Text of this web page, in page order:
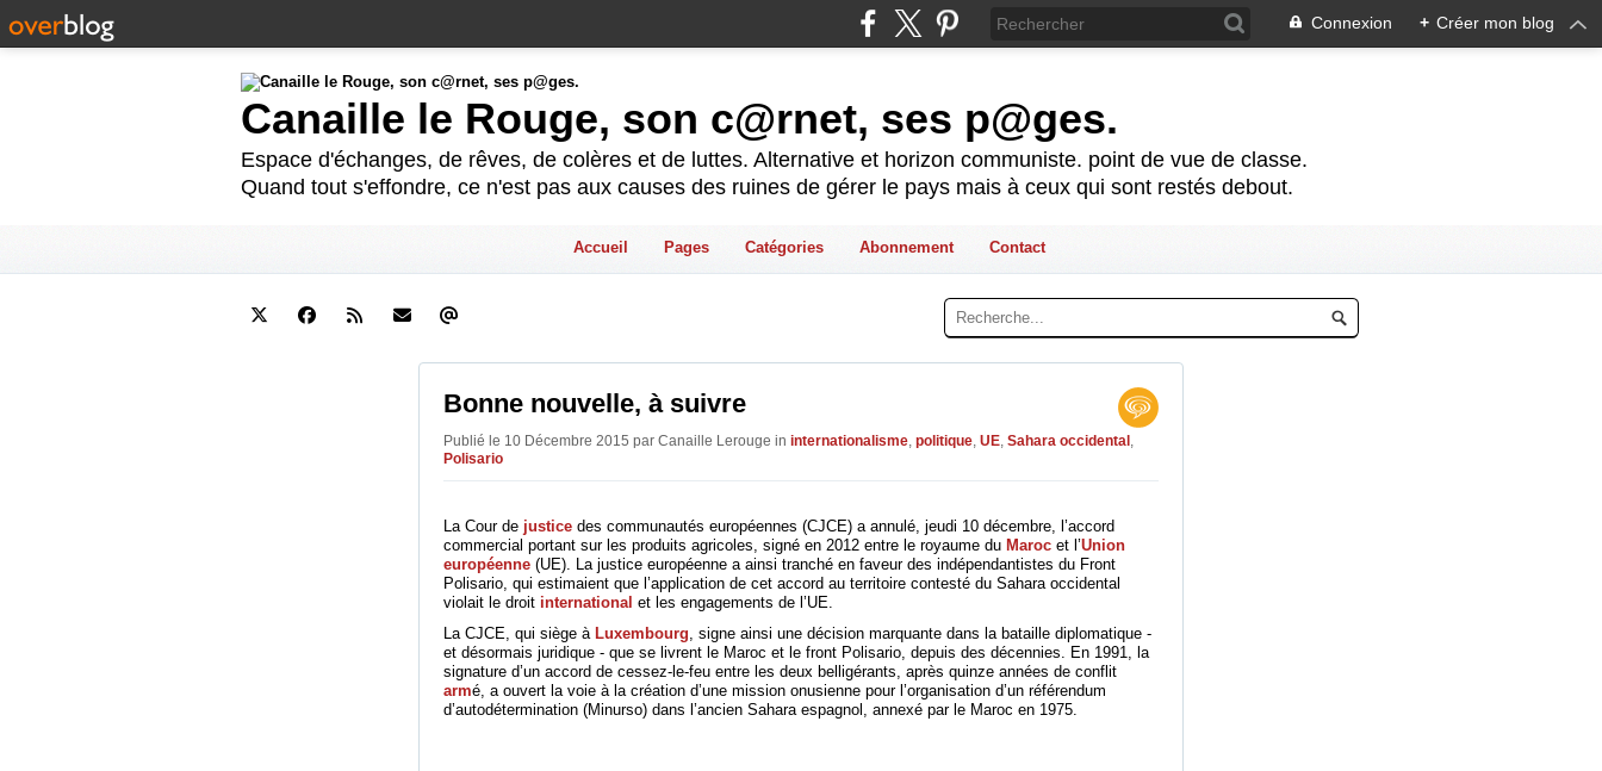
Connexion + Créer mon blog
Canaille le Rouge, son c@rnet, ses p@ges.
Espace d'échanges, de rêves, de colères et de luttes. Alternative et horizon communiste. point de vue de classe.
Quand tout s'effondre, ce n'est pas aux causes des ruines de gérer le pays mais à ceux qui sont restés debout.
Accueil Pages Catégories Abonnement Contact
Bonne nouvelle, à suivre
Publié le 10 Décembre 2015 par Canaille Lerouge in internationalisme politique UE Sahara occidental
Polisario
La Cour de justice des communautés européennes (CJCE) a annulé, jeudi 10 décembre, l’accord
commercial portant sur les produits agricoles, signé en 2012 entre le royaume du Maroc et l’Union
européenne (UE). La justice européenne a ainsi tranché en faveur des indépendantistes du Front
Polisario, qui estimaient que l’application de cet accord au territoire contesté du Sahara occidental
violait le droit international et les engagements de l’UE.
La CJCE, qui siège à Luxembourg , signe ainsi une décision marquante dans la bataille diplomatique -
et désormais juridique - que se livrent le Maroc et le front Polisario, depuis des décennies. En 1991, la
signature d’un accord de cessez-le-feu entre les deux belligérants, après quinze années de conflit
armé, a ouvert la voie à la création d’une mission onusienne pour l’organisation d’un référendum
d’autodétermination (Minurso) dans l’ancien Sahara espagnol, annexé par le Maroc en 1975.